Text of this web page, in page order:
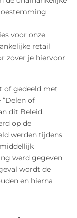
voor onze
retail
zover je hiervoor
of gedeeld met
of
dit Beleid.
op de
werden tijdens
werd gegeven
wordt de
en hierna